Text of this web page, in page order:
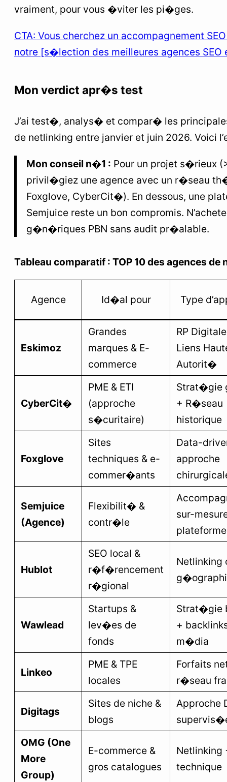
vraiment, pour vous �viter les pi�ges.
CTA: Vous cherchez un accompagnement
notre [s�lection des meilleures agences SEO
Mon verdict apr�s test
J’ai test�, analys� et compar� les
de netlinking entre janvier et juin 2026. Voici
Mon conseil n�1 : Pour un projet s�rieux
privil�giez une agence avec un r�seau
Foxglove, CyberCit�). En dessous, une
Semjuice reste un bon compromis.
g�n�riques PBN sans audit pr�alable.
Tableau comparatif : TOP 10 des agences
Agence Id�al pour Type
Eskimoz
Grandes
marques & E-
commerce
RP
Liens
Autorit�
CyberCit�
PME & ETI
(approche
s�curitaire)
Strat�gie
+ R�seau
historique
Foxglove
Sites
techniques & e-
commer�ants
Data-
approche
Semjuice
(Agence)
Flexibilit� &
contr�le
sur-
plateforme
Hublot
SEO local &
r�f�rencement
r�gional
Wawlead
Startups &
lev�es de
fonds
Strat�gie
+
m�dia
Linkeo
PME & TPE
locales
Forfaits
r�seau
Digitags
Sites de niche &
blogs
Approche
OMG (One
More
Group)
E-commerce &
gros catalogues
Netlinking
technique